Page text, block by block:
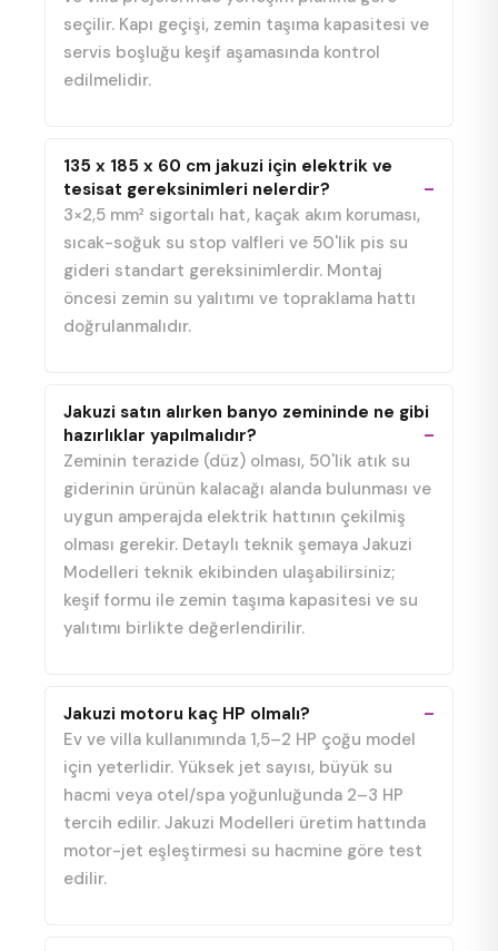
seçilir. Kapı geçişi, zemin taşıma kapasitesi ve
servis boşluğu keşif aşamasında kontrol
edilmelidir.
135 x 185 x 60 cm jakuzi için elektrik ve
tesisat gereksinimleri nelerdir?
3×2,5 mm² sigortalı hat, kaçak akım koruması,
sıcak-soğuk su stop valfleri ve 50'lik pis su
gideri standart gereksinimlerdir. Montaj
öncesi zemin su yalıtımı ve topraklama hattı
doğrulanmalıdır.
Jakuzi satın alırken banyo zemininde ne gibi
hazırlıklar yapılmalıdır?
Zeminin terazide (düz) olması, 50'lik atık su
giderinin ürünün kalacağı alanda bulunması ve
uygun amperajda elektrik hattının çekilmiş
olması gerekir. Detaylı teknik şemaya Jakuzi
Modelleri teknik ekibinden ulaşabilirsiniz;
keşif formu ile zemin taşıma kapasitesi ve su
yalıtımı birlikte değerlendirilir.
Jakuzi motoru kaç HP olmalı?
Ev ve villa kullanımında 1,5–2 HP çoğu model
için yeterlidir. Yüksek jet sayısı, büyük su
hacmi veya otel/spa yoğunluğunda 2–3 HP
tercih edilir. Jakuzi Modelleri üretim hattında
motor-jet eşleştirmesi su hacmine göre test
edilir.